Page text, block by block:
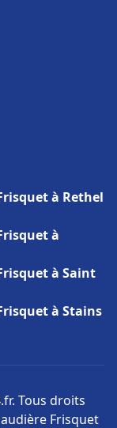
à Rethel
à
à Saint
à Stains
Tous droits
Frisquet